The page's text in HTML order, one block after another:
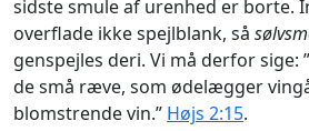
sidste smule af urenhed er borte.
overflade ikke spejlblank, så
genspejles deri. Vi må derfor sige:
de små ræve, som ødelægger
blomstrende vin.” Højs 2:15.